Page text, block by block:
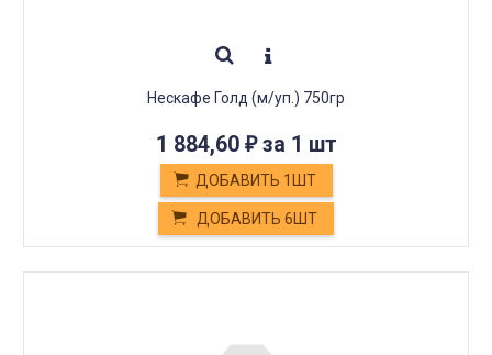
Нескафе Голд (м/уп.) 750гр
1 884,60 ₽за 1 шт
ДОБАВИТЬ 1ШТ
ДОБАВИТЬ 6ШТ